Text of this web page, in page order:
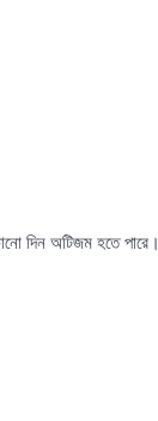
দিন অটিজম হতে পারে।